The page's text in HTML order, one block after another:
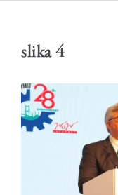
АКТИВНОСТИ
ОБРАЌАЊА
slika 4